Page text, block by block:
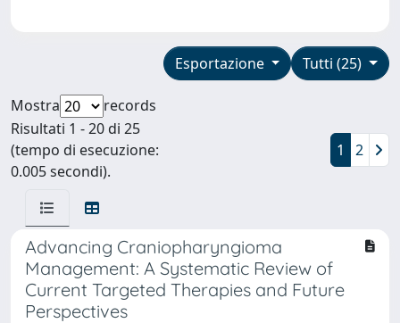
Tutti (25)
Esportazione
Mostra
records
Risultati 1 - 20 di 25
(tempo di esecuzione:
0.005 secondi).
1 2
Advancing Craniopharyngioma
Management: A Systematic Review of
Current Targeted Therapies and Future
Perspectives